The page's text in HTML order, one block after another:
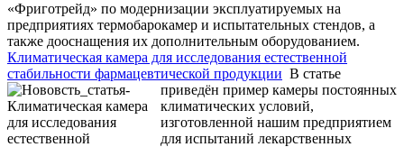
«Фриготрейд» по модернизации эксплуатируемых на
предприятиях термобарокамер и испытательных стендов, а
также дооснащения их дополнительным оборудованием.
Климатическая камера для исследования естественной
стабильности фармацевтической продукции В статье
приведён пример камеры постоянных
климатических условий,
изготовленной нашим предприятием
для испытаний лекарственных